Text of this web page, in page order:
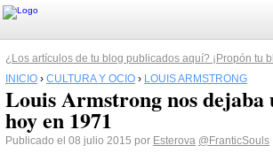
¿Los artículos de tu blog publicados aquí? ¡Propón tu
INICIO › CULTURA Y OCIO › LOUIS ARMSTRONG
Louis Armstrong nos dejaba
hoy en 1971
Publicado el 08 julio 2015 por Esterova @FranticSouls